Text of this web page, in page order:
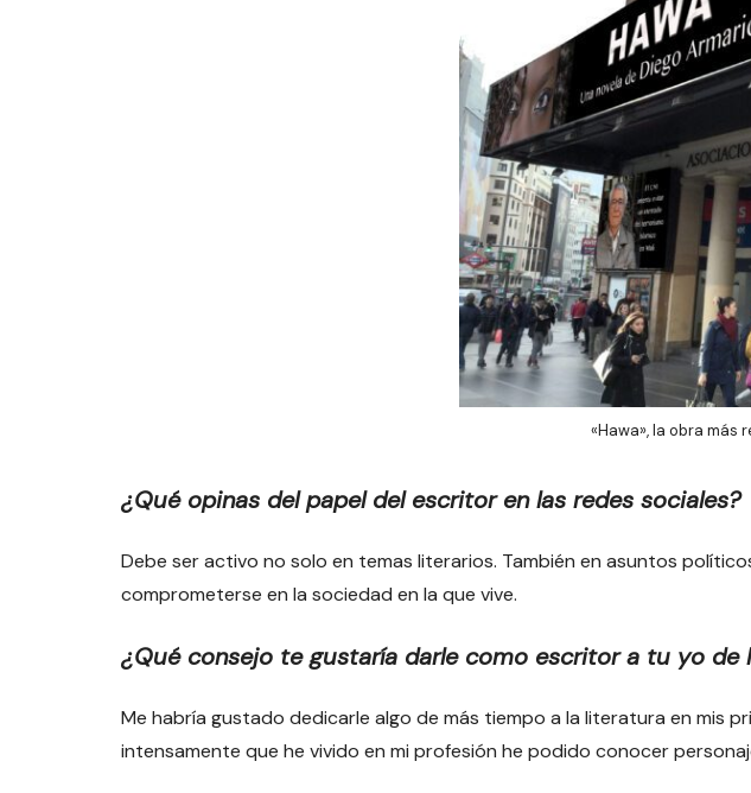
«Hawa», la obra más
¿Qué opinas del papel del escritor en las redes sociales?
Debe ser activo no solo en temas literarios. También en asuntos
comprometerse en la sociedad en la que vive.
¿Qué consejo te gustaría darle como escritor a tu yo de
Me habría gustado dedicarle algo de más tiempo a la literatura en mis
intensamente que he vivido en mi profesión he podido conocer